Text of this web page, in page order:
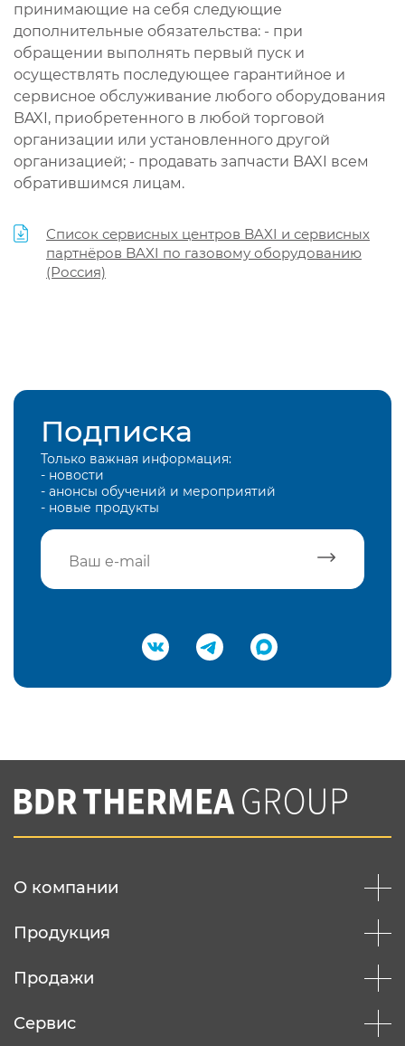
принимающие на себя следующие
дополнительные обязательства: - при
обращении выполнять первый пуск и
осуществлять последующее гарантийное и
сервисное обслуживание любого оборудования
BAXI, приобретенного в любой торговой
организации или установленного другой
организацией; - продавать запчасти BAXI всем
обратившимся лицам.
Список сервисных центров BAXI и сервисных
партнёров BAXI по газовому оборудованию
(Россия)
Подписка
Только важная информация:
- новости
- анонсы обучений и мероприятий
- новые продукты
Подтвердить e-mail
Вы соглашаетесь с нашей политикой
конфеденциальности
О компании
Продукция
Продажи
Сервис